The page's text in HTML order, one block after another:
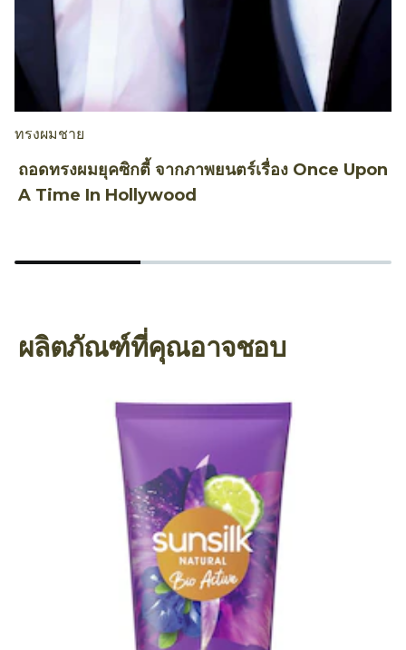
ทรงผมชาย
ถอดทรงผมยุคซิกตี้ จากภาพยนตร์เรื่อง Once Upon
A Time In Hollywood
ผลิตภัณฑ์ที่คุณอาจชอบ